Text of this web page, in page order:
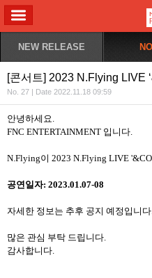
NEW RELEASE
[콘서트] 2023 N.Flying LIVE
No. 27 | Date 2022.11.18 09:59
안녕하세요.
FNC ENTERTAINMENT 입니다.
N.Flying이 2023 N.Flying LIVE
공연일자: 2023.01.07-08
자세한 정보는 추후 공지 예정입니다
많은 관심 부탁 드립니다.
감사합니다.